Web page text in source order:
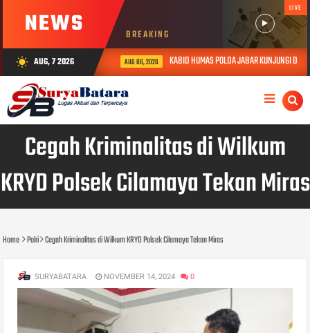
NEWS BREAKING
LIVE
wb_sunny AUG, 7 2026 AUG 06, 2026 KABID HUMAS POLDA JABAR KUNJUNGI DAN
Cegah Kriminalitas di Wilkum
KRYD Polsek Cilamaya Tekan Miras
Home Polri Cegah Kriminalitas di Wilkum KRYD Polsek Cilamaya Tekan Miras
SURYABATARA NOVEMBER 14, 2024 0